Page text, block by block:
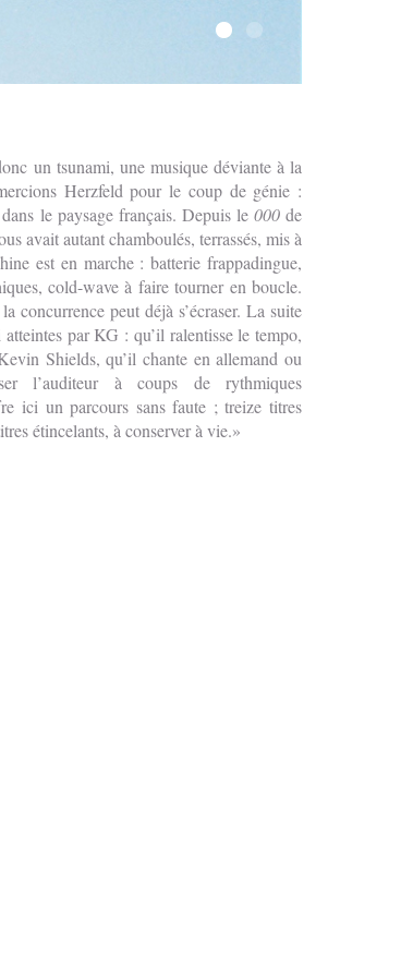
un tsunami, une musique déviante à la
Herzfeld pour le coup de génie :
le paysage français. Depuis le 000de
avait autant chamboulés, terrassés, mis à
est en marche : batterie frappadingue,
cold-wave à faire tourner en boucle.
concurrence peut déjà s’écraser. La suite
par KG : qu’il ralentisse le tempo,
Shields, qu’il chante en allemand ou
l’auditeur à coups de rythmiques
ici un parcours sans faute ; treize titres
étincelants, à conserver à vie.